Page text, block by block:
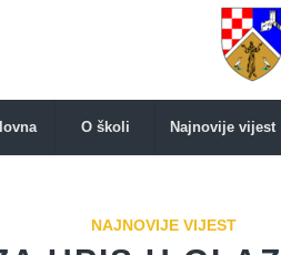
O školi Najnovije vijest
NAJNOVIJE VIJEST